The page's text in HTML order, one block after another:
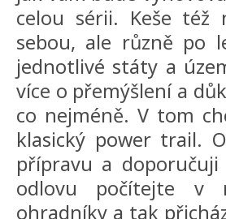
celou sérii. Keše též
sebou, ale různě po
jednotlivé státy a
více o přemýšlení a
co nejméně. V tom
klasický power trail.
přípravu a
odlovu počítejte v
ohradníky a tak